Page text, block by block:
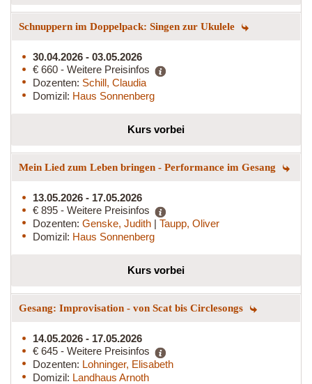
Schnuppern im Doppelpack: Singen zur Ukulele
30.04.2026 - 03.05.2026
€ 660 - Weitere Preisinfos
Dozenten: Schill, Claudia
Domizil: Haus Sonnenberg
Kurs vorbei
Mein Lied zum Leben bringen - Performance im Gesang
13.05.2026 - 17.05.2026
€ 895 - Weitere Preisinfos
Dozenten: Genske, Judith | Taupp, Oliver
Domizil: Haus Sonnenberg
Kurs vorbei
Gesang: Improvisation - von Scat bis Circlesongs
14.05.2026 - 17.05.2026
€ 645 - Weitere Preisinfos
Dozenten: Lohninger, Elisabeth
Domizil: Landhaus Arnoth